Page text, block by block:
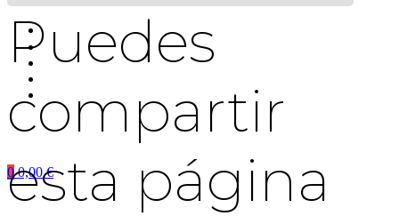
0 0,00€
Puedes
compartir
esta página